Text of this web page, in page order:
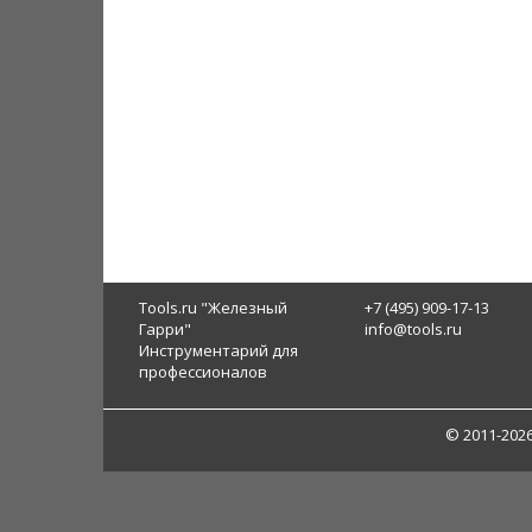
Tools.ru "Железный
Гарри"
Инструментарий для
профессионалов
+7 (495) 909-17-13
info@tools.ru
© 2011-